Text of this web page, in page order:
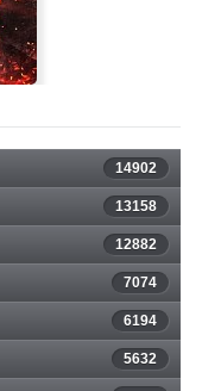
14902
13158
12882
7074
6194
5632